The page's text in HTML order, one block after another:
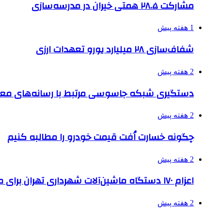
مشارکت ۲۸.۵ همتی خیران در مدرسه‌سازی
1 هفته پیش
شفاف‌سازی ۲۸ میلیارد یورو تعهدات ارزی
2 هفته پیش
دستگیری شبکه جاسوسی مرتبط با رسانه‌های
2 هفته پیش
چگونه خسارت اُفت قیمت خودرو را مطالبه کنیم
2 هفته پیش
اعزام ۱۷۰ دستگاه ماشین‌آلات شهرداری تهران برای مراسم اربعین
2 هفته پیش